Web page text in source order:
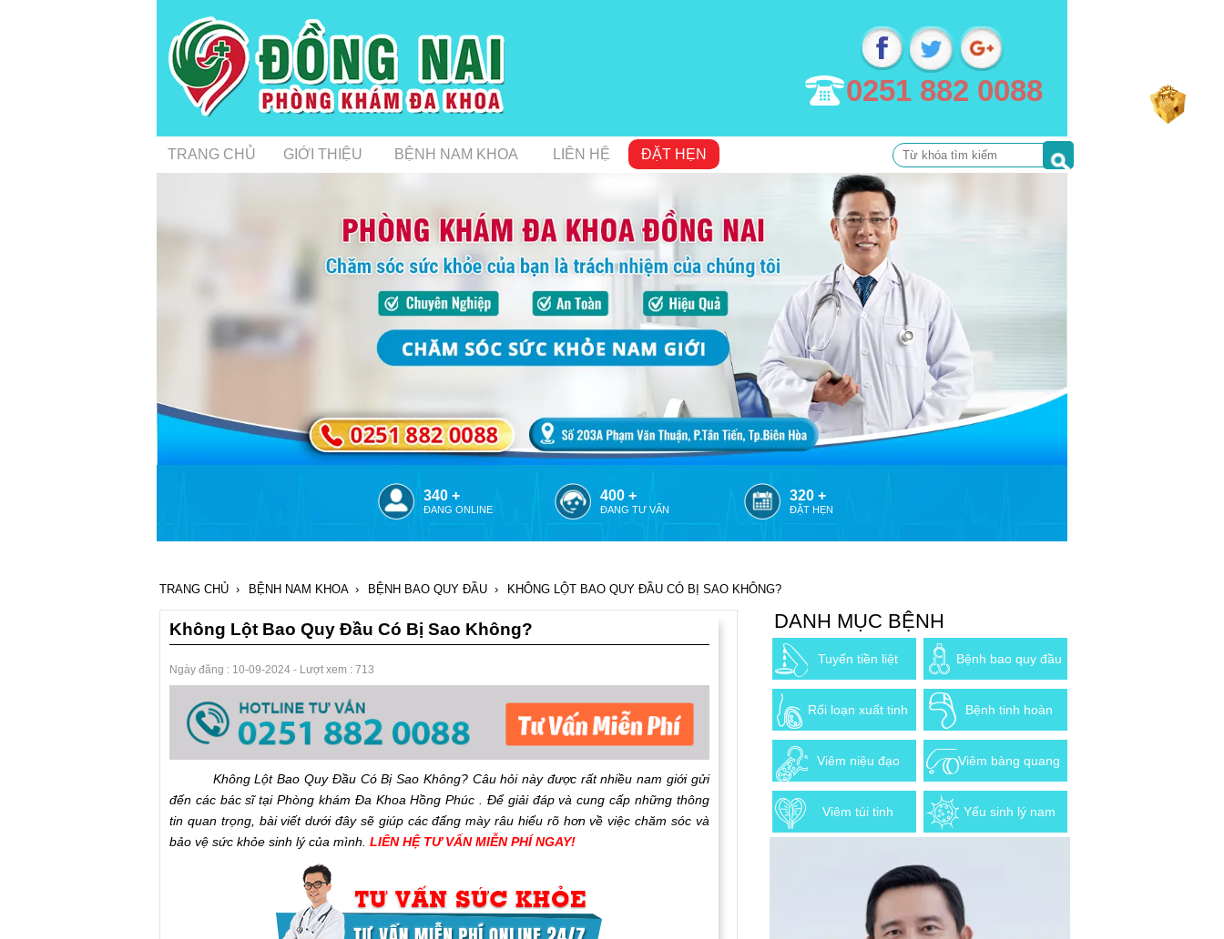
0251 882 0088
TRANG CHỦ GIỚI THIỆU BỆNH NAM KHOA LIÊN HỆ ĐẶT HẸN
375 +
ĐANG ONLINE
435 +
ĐANG TƯ VẤN
355 +
ĐẶT HẸN
TRANG CHỦ › BỆNH NAM KHOA › BỆNH BAO QUY ĐẦU › KHÔNG LỘT BAO QUY ĐẦU CÓ BỊ SAO KHÔNG?
Không Lột Bao Quy Đầu Có Bị Sao Không?
Ngày đăng : 10-09-2024 - Lượt xem : 713
Không Lột Bao Quy Đầu Có Bị Sao Không? Câu hỏi này được rất nhiều nam giới gửi
đến các bác sĩ tại Phòng khám Đa Khoa Hồng Phúc . Để giải đáp và cung cấp những thông
tin quan trọng, bài viết dưới đây sẽ giúp các đấng mày râu hiểu rõ hơn về việc chăm sóc và
bảo vệ sức khỏe sinh lý của mình. LIÊN HỆ TƯ VẤN MIỄN PHÍ NGAY!
DANH MỤC BỆNH
Tuyến tiền liệt Bệnh bao quy đầu
Rối loạn xuất tinh Bệnh tinh hoàn
Viêm niệu đạo Viêm bàng quang
Viêm túi tinh Yếu sinh lý nam